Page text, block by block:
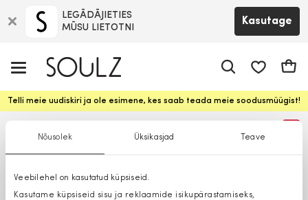
Nõusolek Üksikasjad Teave
Veebilehel on kasutatud küpsiseid.
Kasutame küpsiseid sisu ja reklaamide isikupärastamiseks,
LEGĀDĀJIETIES
MŪSU LIETOTNI
Kasutage
Telli meie uudiskiri ja ole esimene, kes saab teada meie soodusmüügist!